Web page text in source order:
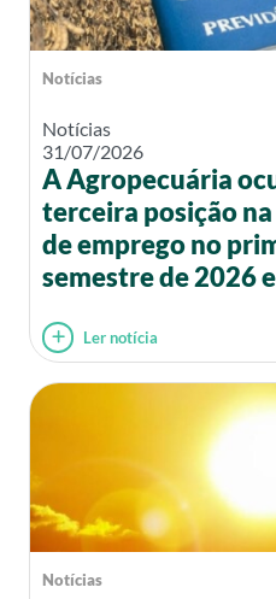
Notícias
Notícias
31/07/2026
A Agropecuária
terceira posição
de emprego no
semestre de 2026
Ler notícia
Notícias